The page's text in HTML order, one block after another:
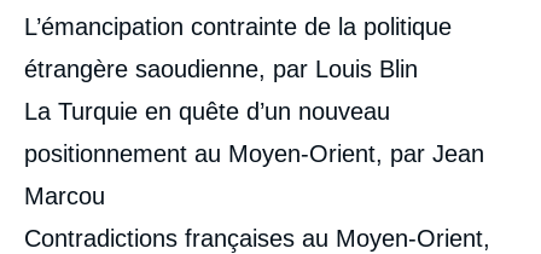
L’émancipation contrainte de la politique
étrangère saoudienne, par Louis Blin
La Turquie en quête d’un nouveau
positionnement au Moyen-Orient, par Jean
Marcou
Contradictions françaises au Moyen-Orient,